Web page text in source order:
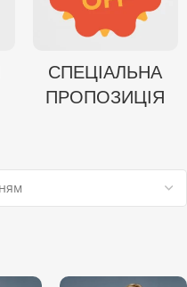
СПЕЦІАЛЬНА
ПРОПОЗИЦІЯ